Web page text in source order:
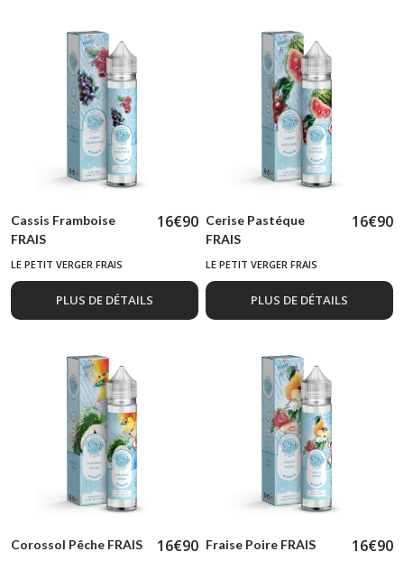
Cassis Framboise
FRAIS
16€90
LE PETIT VERGER FRAIS
PLUS DE DÉTAILS
Cerise Pastéque
FRAIS
16€90
LE PETIT VERGER FRAIS
PLUS DE DÉTAILS
Corossol Pêche FRAIS 16€90 Fraise Poire FRAIS 16€90